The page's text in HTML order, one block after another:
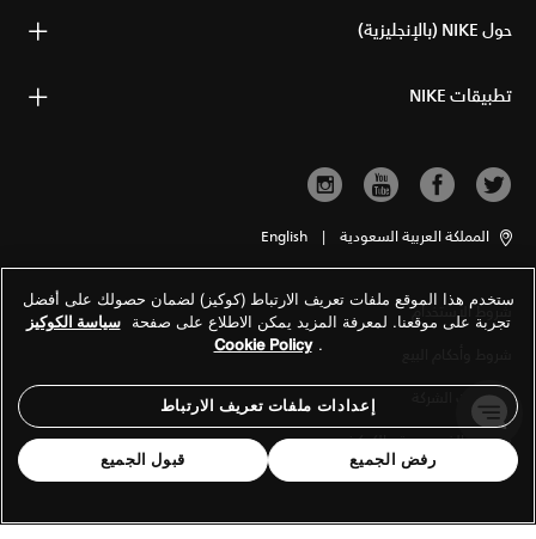
حول NIKE (بالإنجليزية)
تطبيقات NIKE
المملكة العربية السعودية |
English
شروط الاستخدام
معلومات الشركة
سياسة الخصوصية والكوكيز
ستخدم هذا الموقع ملفات تعريف الارتباط (كوكيز) لضمان حصولك على أفضل
تجربة على موقعنا. لمعرفة المزيد يمكن الاطلاع على صفحة سياسة الكوكيز
.
Cookie Policy
إعدادات ملفات تعريف الارتباط
رفض الجميع قبول الجميع